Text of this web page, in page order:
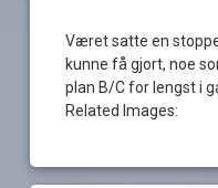
Været satte en
kunne få gjort, noe
plan B/C for lengst i
Related Images: